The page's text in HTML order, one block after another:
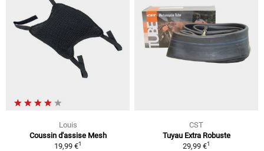
Louis
Coussin d'assise Mesh
19,99 €1
CST
Tuyau Extra Robuste
29,99 €1